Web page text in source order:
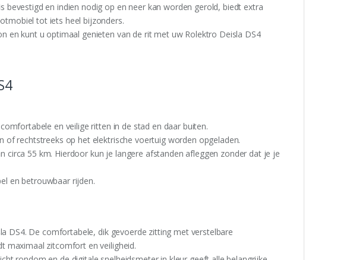
bevestigd en indien nodig op en neer kan worden gerold, biedt extra
tot iets heel bijzonders.
en kunt u optimaal genieten van de rit met uw Rolektro Deisla DS4
en veilige ritten in de stad en daar buiten.
of rechtstreeks op het elektrische voertuig worden opgeladen.
circa 55 km. Hierdoor kun je langere afstanden afleggen zonder dat je je
en betrouwbaar rijden.
DS4. De comfortabele, dik gevoerde zitting met verstelbare
maximaal zitcomfort en veiligheid.